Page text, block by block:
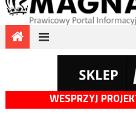
WESPRZYJ